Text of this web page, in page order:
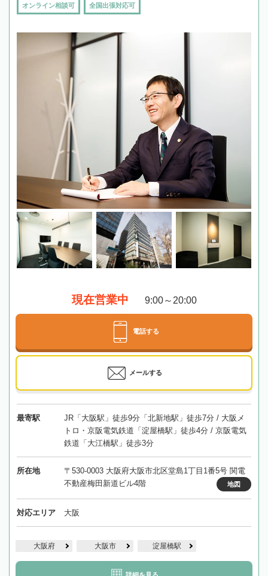
オンライン相談可 全国出張対応可
現在営業中 9:00～20:00
電話する
メールする
最寄駅
JR「大阪駅」徒歩9分「北新地駅」徒歩7分 / 大阪メ
トロ・京阪電気鉄道「淀屋橋駅」徒歩4分 / 京阪電気
鉄道「大江橋駅」徒歩3分
所在地
〒530-0003 大阪府大阪市北区堂島1丁目1番5号 関電
不動産梅田新道ビル4階
地図
対応エリア 大阪
大阪府 大阪市 淀屋橋駅